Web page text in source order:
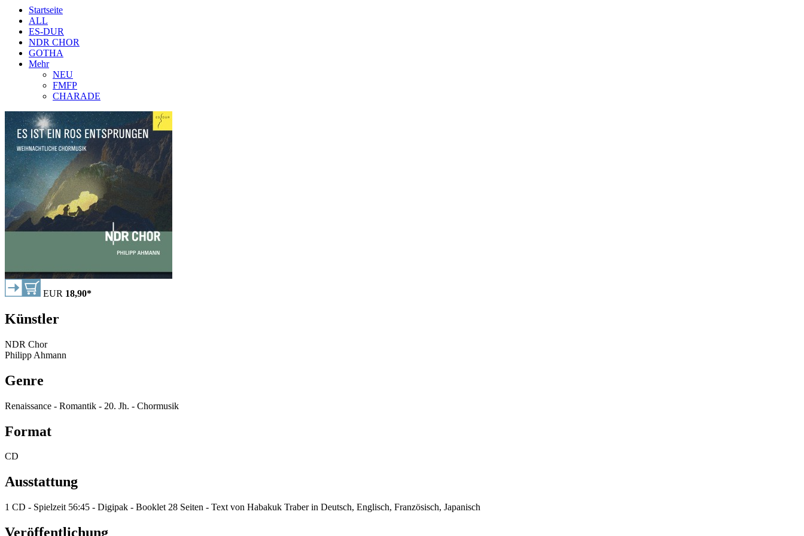
Startseite
ALL
ES-DUR
NDR CHOR
GOTHA
Mehr
NEU
FMFP
CHARADE
EUR 18,90*
Künstler
NDR Chor
Philipp Ahmann
Genre
Renaissance - Romantik - 20. Jh. - Chormusik
Format
CD
Ausstattung
1 CD - Spielzeit 56:45 - Digipak - Booklet 28 Seiten - Text von Habakuk Traber in Deutsch, Englisch, Französisch, Japanisch
Veröffentlichung